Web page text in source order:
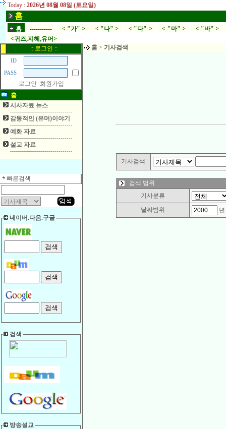
Today : 2026년 08월 08일 (토요일)
홈
홈 ----------- < "가" > < "나" > < "다" > < "마" > < "바" >
<귀즈,지혜,유머>
:: 로그인 ::
ID
PASS
로그인
회원가입
홈
시사자료 뉴스
감동적인 (유머)이야기
예화 자료
설교 자료
빠른검색
네이버.다음.구글
검색
방송설교
홈 > 기사검색
기사검색
검색 범위
기사분류
날짜범위